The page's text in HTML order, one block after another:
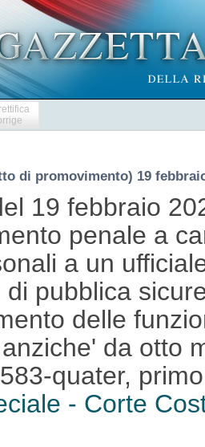
di promovimento) 19
19 febbraio
penale a
a un
pubblica
delle
da otto
quater,
- Corte